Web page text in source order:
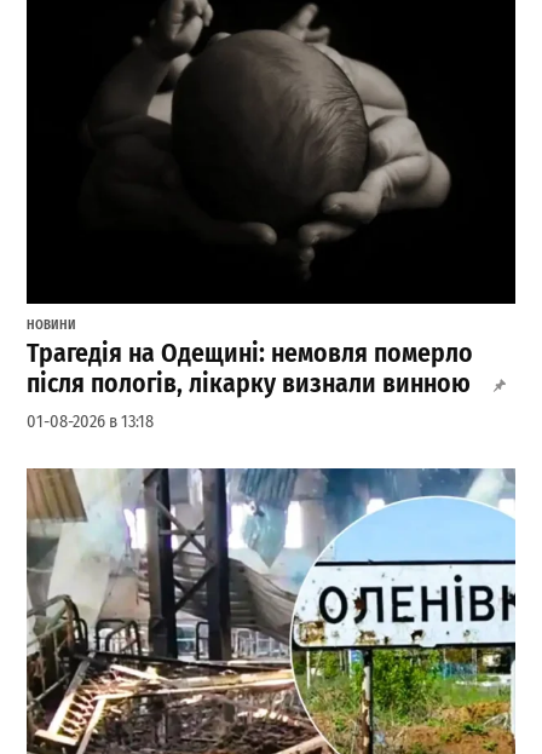
НОВИНИ
Трагедія на Одещині: немовля померло
після пологів, лікарку визнали винною
01-08-2026 в 13:18